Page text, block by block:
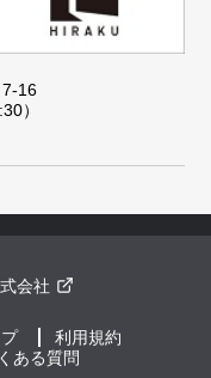
16
）
会社
利用規約
ある質問